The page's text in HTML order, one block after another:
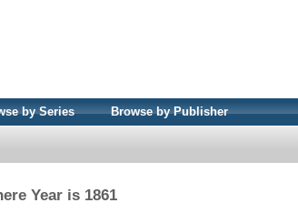
by Series Browse by Publisher
Year is 1861